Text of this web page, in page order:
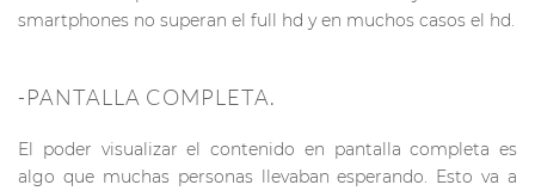
smartphones no superan el full hd y en muchos casos el hd.
-PANTALLA COMPLETA.
El poder visualizar el contenido en pantalla completa es
algo que muchas personas llevaban esperando. Esto va a